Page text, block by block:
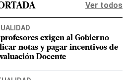
Ver todos
exigen al Gobierno
notas y pagar incentivos de
Docente